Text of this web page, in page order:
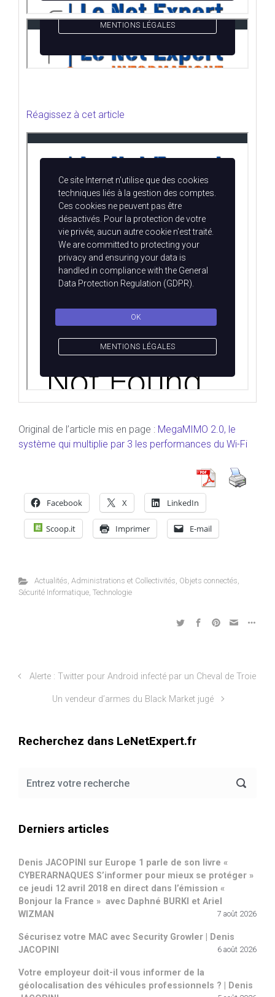
Réagissez à cet article
Original de l’article mis en page : MegaMIMO 2.0, le
système qui multiplie par 3 les performances du Wi-Fi
Facebook X LinkedIn
Scoop.it Imprimer E-mail
Actualités, Administrations et Collectivités, Objets connectés,
Sécurité Informatique, Technologie
Alerte : Twitter pour Android infecté par un Cheval de Troie
Un vendeur d’armes du Black Market jugé
Recherchez dans LeNetExpert.fr
Derniers articles
Denis JACOPINI sur Europe 1 parle de son livre «
CYBERARNAQUES S’informer pour mieux se protéger »
ce jeudi 12 avril 2018 en direct dans l’émission «
Bonjour la France » avec Daphné BURKI et Ariel
WIZMAN
7 août 2026
Sécurisez votre MAC avec Security Growler | Denis
JACOPINI
6 août 2026
Votre employeur doit-il vous informer de la
géolocalisation des véhicules professionnels ? | Denis